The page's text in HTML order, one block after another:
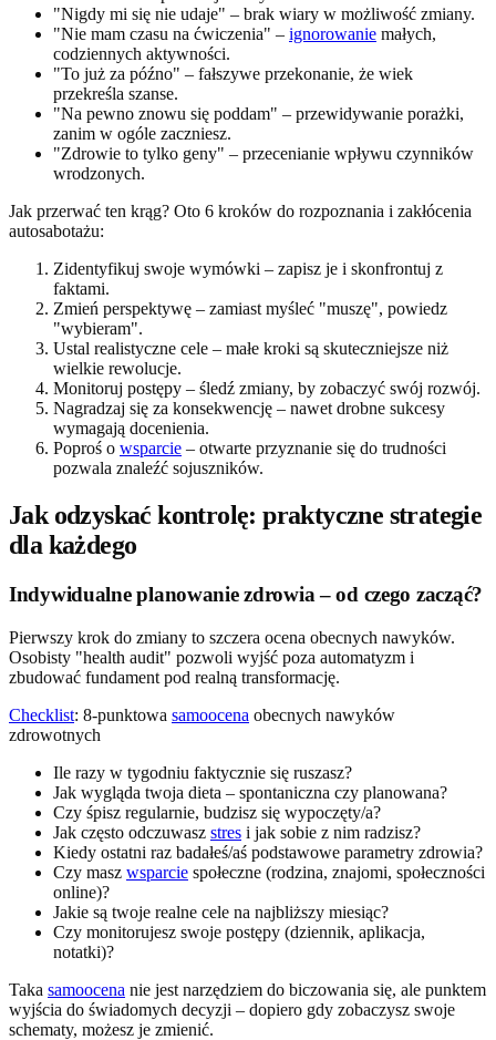
"Nigdy mi się nie udaje" – brak wiary w możliwość zmiany.
"Nie mam czasu na ćwiczenia" – ignorowanie małych,
codziennych aktywności.
"To już za późno" – fałszywe przekonanie, że wiek
przekreśla szanse.
"Na pewno znowu się poddam" – przewidywanie porażki,
zanim w ogóle zaczniesz.
"Zdrowie to tylko geny" – przecenianie wpływu czynników
wrodzonych.
Jak przerwać ten krąg? Oto 6 kroków do rozpoznania i zakłócenia
autosabotażu:
Zidentyfikuj swoje wymówki – zapisz je i skonfrontuj z
faktami.
Zmień perspektywę – zamiast myśleć "muszę", powiedz
"wybieram".
Ustal realistyczne cele – małe kroki są skuteczniejsze niż
wielkie rewolucje.
Monitoruj postępy – śledź zmiany, by zobaczyć swój rozwój.
Nagradzaj się za konsekwencję – nawet drobne sukcesy
wymagają docenienia.
Poproś o wsparcie – otwarte przyznanie się do trudności
pozwala znaleźć sojuszników.
Jak odzyskać kontrolę: praktyczne strategie
dla każdego
Indywidualne planowanie zdrowia – od czego zacząć?
Pierwszy krok do zmiany to szczera ocena obecnych nawyków.
Osobisty "health audit" pozwoli wyjść poza automatyzm i
zbudować fundament pod realną transformację.
Checklist: 8-punktowa samoocena obecnych nawyków
zdrowotnych
Ile razy w tygodniu faktycznie się ruszasz?
Jak wygląda twoja dieta – spontaniczna czy planowana?
Czy śpisz regularnie, budzisz się wypoczęty/a?
Jak często odczuwasz stres i jak sobie z nim radzisz?
Kiedy ostatni raz badałeś/aś podstawowe parametry zdrowia?
Czy masz wsparcie społeczne (rodzina, znajomi, społeczności
online)?
Jakie są twoje realne cele na najbliższy miesiąc?
Czy monitorujesz swoje postępy (dziennik, aplikacja,
notatki)?
Taka samoocena nie jest narzędziem do biczowania się, ale punktem
wyjścia do świadomych decyzji – dopiero gdy zobaczysz swoje
schematy, możesz je zmienić.